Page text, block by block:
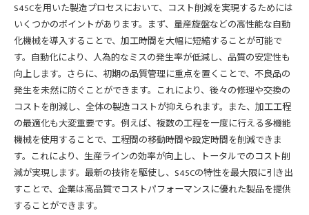
S45Cを用いた製造プロセスにおいて、コスト削減を実現するためには
いくつかのポイントがあります。まず、量産旋盤などの高性能な自動
化機械を導入することで、加工時間を大幅に短縮することが可能で
す。自動化により、人為的なミスの発生率が低減し、品質の安定性も
向上します。さらに、初期の品質管理に重点を置くことで、不良品の
発生を未然に防ぐことができます。これにより、後々の修理や交換の
コストを削減し、全体の製造コストが抑えられます。また、加工工程
の最適化も大変重要です。例えば、複数の工程を一度に行える多機能
機械を使用することで、工程間の移動時間や設定時間を削減できま
す。これにより、生産ラインの効率が向上し、トータルでのコスト削
減が実現します。最新の技術を駆使し、S45Cの特性を最大限に引き出
すことで、企業は高品質でコストパフォーマンスに優れた製品を提供
することができます。